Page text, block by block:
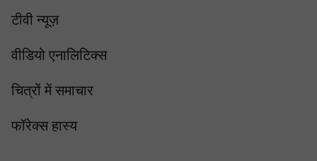
टीवी न्यूज़
वीडियो एनालिटिक्स
चित्रों में समाचार
फॉरेक्स हास्य